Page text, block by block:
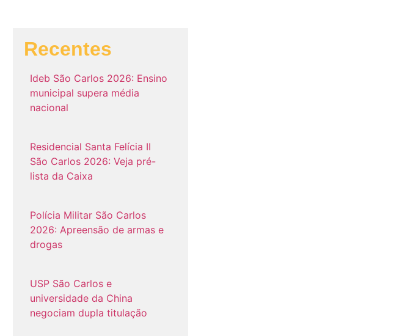
Recentes
Ideb São Carlos 2026: Ensino
municipal supera média
nacional
Residencial Santa Felícia II
São Carlos 2026: Veja pré-
lista da Caixa
Polícia Militar São Carlos
2026: Apreensão de armas e
drogas
USP São Carlos e
universidade da China
negociam dupla titulação